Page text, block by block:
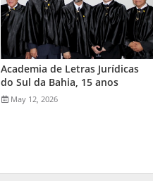
Academia de Letras Jurídicas
do Sul da Bahia, 15 anos
May 12, 2026